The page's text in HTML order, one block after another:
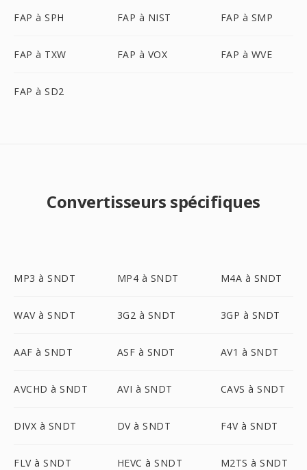
FAP à SPH FAP à NIST FAP à SMP
FAP à TXW FAP à VOX FAP à WVE
FAP à SD2
Convertisseurs spécifiques
MP3 à SNDT MP4 à SNDT M4A à SNDT
WAV à SNDT 3G2 à SNDT 3GP à SNDT
AAF à SNDT ASF à SNDT AV1 à SNDT
AVCHD à SNDT AVI à SNDT CAVS à SNDT
DIVX à SNDT DV à SNDT F4V à SNDT
FLV à SNDT HEVC à SNDT M2TS à SNDT